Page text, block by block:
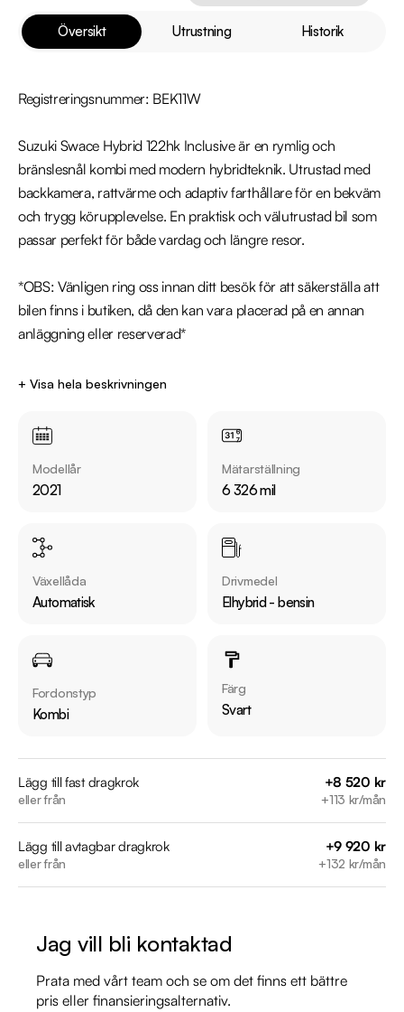
Översikt Utrustning Historik
Registreringsnummer: BEK11W
Suzuki Swace Hybrid 122hk Inclusive är en rymlig och
bränslesnål kombi med modern hybridteknik. Utrustad med
backkamera, rattvärme och adaptiv farthållare för en bekväm
och trygg körupplevelse. En praktisk och välutrustad bil som
passar perfekt för både vardag och längre resor.
*OBS: Vänligen ring oss innan ditt besök för att säkerställa att
bilen finns i butiken, då den kan vara placerad på en annan
anläggning eller reserverad*
Utrustning inkluderar:
lager. Se våra bilar på https://www.riddermarkbil.se/kopa-
Övrig information om bilen:
Årsskatt: Endast 360 kr
Vid blandad körning är förbrukning endast 0.34 l/mil
Möjlighet till 12-60 månaders garanti
Servicehistorik:
2023-06-12 - 1899 mil
2023-10-23 - 2518 mil
2025-09-25 - 5132 mil
https://www.riddermarkbil.se/kopa-bil/suzuki/bek11w/
• Se närbilder och film på bilen
+ Visa hela beskrivningen
Modellår
2021
Mätarställning
6 326 mil
Växellåda
Automatisk
Drivmedel
Elhybrid - bensin
Fordonstyp
Kombi
Färg
Svart
Lägg till fast dragkrok
eller från
+8 520 kr
+113 kr/mån
Lägg till avtagbar dragkrok
eller från
+9 920 kr
+132 kr/mån
Jag vill bli kontaktad
Prata med vårt team och se om det finns ett bättre
pris eller finansieringsalternativ.